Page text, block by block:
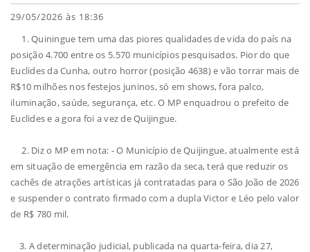
29/05/2026 às 18:36
1. Quiningue tem uma das piores qualidades de vida do país na
posição 4.700 entre os 5.570 municípios pesquisados. Pior do que
Euclides da Cunha, outro horror (posição 4638) e vão torrar mais de
R$10 milhões nos festejos juninos, só em shows, fora palco,
iluminação, saúde, segurança, etc. O MP enquadrou o prefeito de
Euclides e a gora foi a vez de Quijingue.
2. Diz o MP em nota: - O Município de Quijingue, atualmente está
em situação de emergência em razão da seca, terá que reduzir os
cachês de atrações artísticas já contratadas para o São João de 2026
e suspender o contrato firmado com a dupla Victor e Léo pelo valor
de R$ 780 mil.
3. A determinação judicial, publicada na quarta-feira, dia 27,